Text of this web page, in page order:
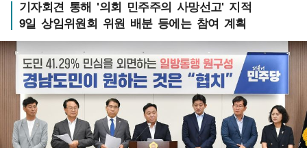
기자회견 통해 '의회 민주주의 사망선고' 지적
9일 상임위원회 위원 배분 등에는 참여 계획